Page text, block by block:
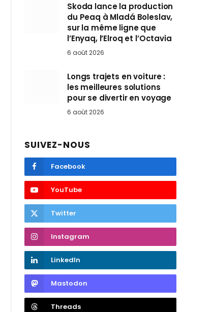
Skoda lance la production
du Peaq à Mladá Boleslav,
sur la même ligne que
l’Enyaq, l’Elroq et l’Octavia
6 août 2026
Longs trajets en voiture :
les meilleures solutions
pour se divertir en voyage
6 août 2026
SUIVEZ-NOUS
Facebook
YouTube
Twitter
Instagram
LinkedIn
Mastodon
Threads